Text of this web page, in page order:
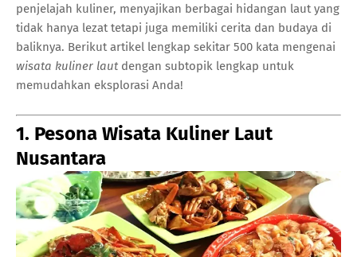
penjelajah kuliner, menyajikan berbagai hidangan laut yang
tidak hanya lezat tetapi juga memiliki cerita dan budaya di
baliknya. Berikut artikel lengkap sekitar 500 kata mengenai
wisata kuliner laut dengan subtopik lengkap untuk
memudahkan eksplorasi Anda!
1. Pesona Wisata Kuliner Laut
Nusantara